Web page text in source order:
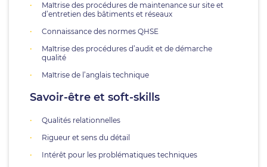
Maîtrise des procédures de maintenance sur site et
d’entretien des bâtiments et réseaux
Connaissance des normes QHSE
Maîtrise des procédures d’audit et de démarche
qualité
Maîtrise de l’anglais technique
Savoir-être et soft-skills
Qualités relationnelles
Rigueur et sens du détail
Intérêt pour les problématiques techniques